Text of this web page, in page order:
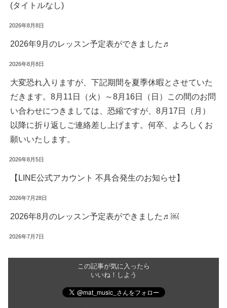
(タイトルなし)
2026年8月8日
2026年9月のレッスン予定表ができました♬
2026年8月8日
大変恐れ入りますが、下記期間を夏季休暇とさせていた
だきます。8月11日（火）～8月16日（日）この間のお問
い合わせにつきましては、恐縮ですが、8月17日（月）
以降に折り返しご連絡差し上げます。何卒、よろしくお
願いいたします。
2026年8月5日
【LINE公式アカウント 不具合発生のお知らせ】
2026年7月28日
2026年8月のレッスン予定表ができました♬￼
2026年7月7日
この記事が気に入ったら
いいね！しよう